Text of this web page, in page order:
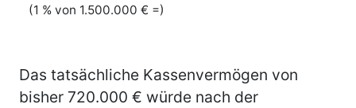
(1 % von 1.500.000 € =)
Das tatsächliche Kassenvermögen von
bisher 720.000 € würde nach der